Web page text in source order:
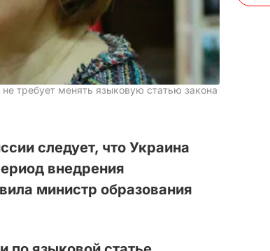
требует менять языковую статью закона
следует, что Украина
внедрения
министр образования